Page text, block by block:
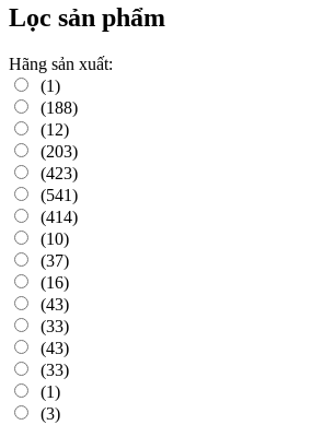
Lọc sản phẩm
Hãng sản xuất:
(1)
(188)
(12)
(203)
(423)
(541)
(414)
(10)
(37)
(16)
(43)
(33)
(43)
(33)
(1)
(3)